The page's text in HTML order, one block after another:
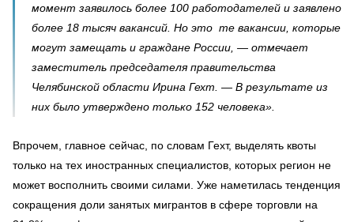
момент заявилось более 100 работодателей и заявлено
более 18 тысяч вакансий. Но это те вакансии, которые
могут замещать и граждане России, — отмечает
заместитель председателя правительства
Челябинской области Ирина Гехт. — В результате из
них было утверждено только 152 человека».
Впрочем, главное сейчас, по словам Гехт, выделять квоты
только на тех иностранных специалистов, которых регион не
может восполнить своими силами. Уже наметилась тенденция
сокращения доли занятых мигрантов в сфере торговли на